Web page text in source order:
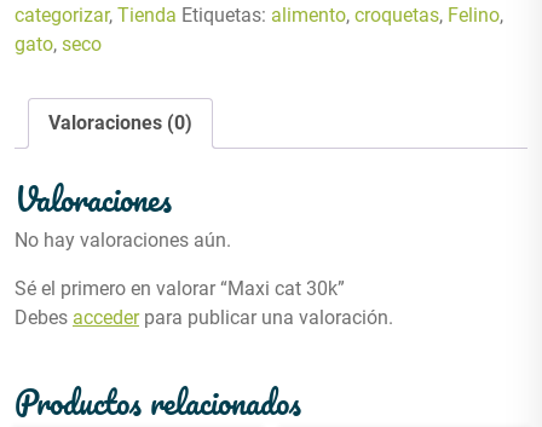
categorizar, Tienda Etiquetas: alimento, croquetas, Felino,
gato, seco
Valoraciones (0)
Valoraciones
No hay valoraciones aún.
Sé el primero en valorar “Maxi cat 30k”
Debes accederpara publicar una valoración.
Productos relacionados